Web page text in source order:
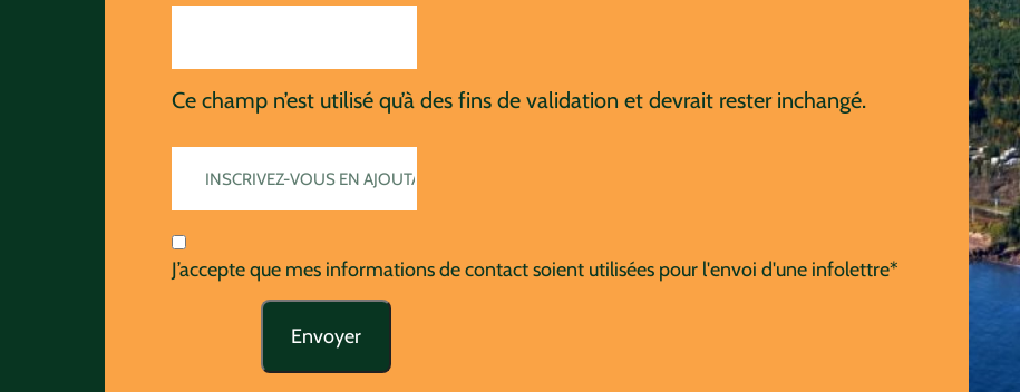
Ce champ n’est utilisé qu’à des fins de validation et devrait rester inchangé.
J’accepte que mes informations de contact soient utilisées pour l'envoi d'une infolettre*